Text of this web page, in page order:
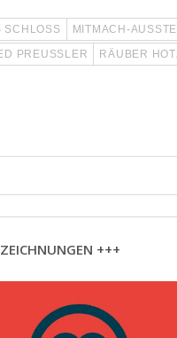
SCHLOSS
MITMACH-
PREUSSLER
RÄUBER
+++